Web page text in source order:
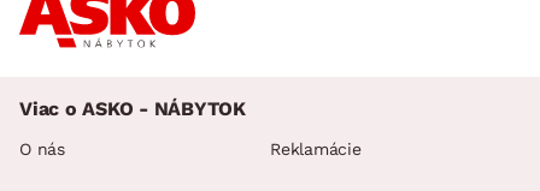
Viac o ASKO - NÁBYTOK
O nás Reklamácie